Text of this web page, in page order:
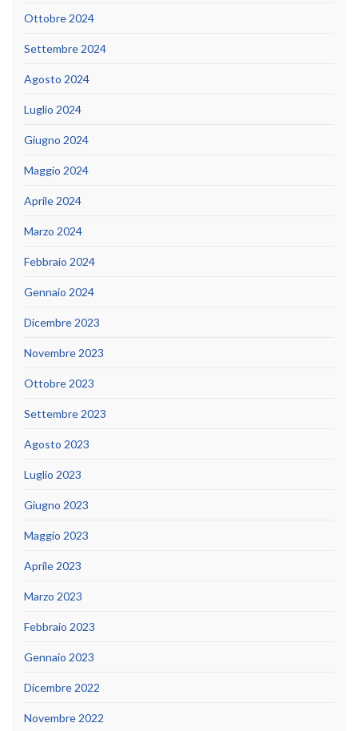
Ottobre 2024
Settembre 2024
Agosto 2024
Luglio 2024
Giugno 2024
Maggio 2024
Aprile 2024
Marzo 2024
Febbraio 2024
Gennaio 2024
Dicembre 2023
Novembre 2023
Ottobre 2023
Settembre 2023
Agosto 2023
Luglio 2023
Giugno 2023
Maggio 2023
Aprile 2023
Marzo 2023
Febbraio 2023
Gennaio 2023
Dicembre 2022
Novembre 2022